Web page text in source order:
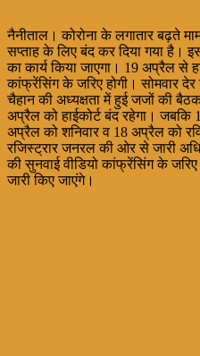
नैनीताल। कोरोना के लगातार बढ़ते
सप्ताह के लिए बंद कर दिया गया है।
का कार्य किया जाएगा। 19 अप्रैल से
कांफ्रेंसिंग के जरिए होगी। सोमवार देर
चैहान की अध्यक्षता में हुई जजों की
अप्रैल को हाईकोर्ट बंद रहेगा।
अप्रैल को शनिवार व 18 अप्रैल को
रजिस्ट्रार जनरल की ओर से जारी
की सुनवाई वीडियो कांफ्रेंसिंग के
जारी किए जाएंगे।